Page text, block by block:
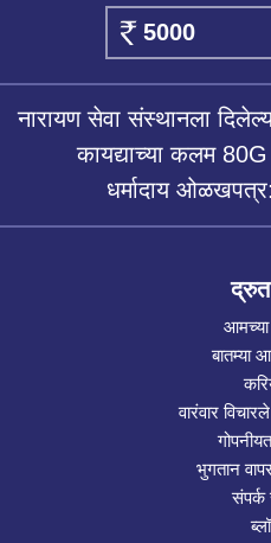
नारायण सेवा संस्थानला
कायद्याच्या कलम
धर्मादाय
आमच्या
बातम्या
वारंवार
भुगतान
संपर्क